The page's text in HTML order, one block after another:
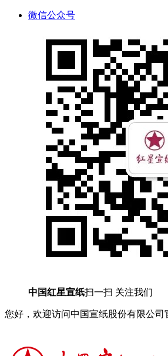
微信公众号
中国红星宣纸扫一扫 关注我们
您好，欢迎访问中国宣纸股份有限公司